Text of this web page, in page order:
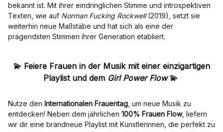
bekannt ist. Mit ihrer eindringlichen Stimme und introspektiven
Texten, wie auf Norman Fucking Rockwell(2019), setzt sie
weiterhin neue Maßstäbe und hat sich als eine der
prägendsten Stimmen ihrer Generation etabliert.
💫 Feiere Frauen in der Musik mit einer einzigartigen
Playlist und dem Girl Power Flow 💫
Nutze den Internationalen Frauentag , um neue Musik zu
entdecken! Neben dem jährlichen 100% Frauen Flow, liefern
wir dir eine brandneue Playlist mit Künstlerinnen, die perfekt zu